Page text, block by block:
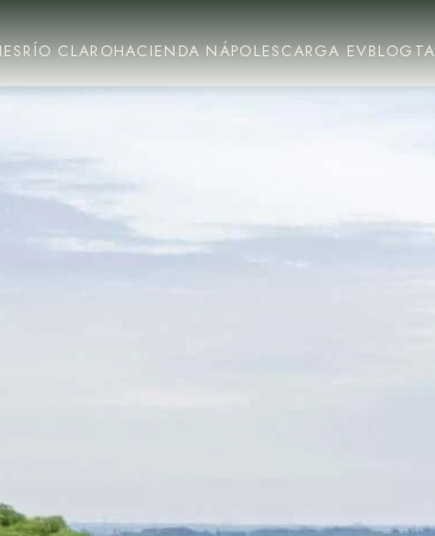
RÍO CLAROHACIENDA NÁPOLESCARGA EVBLOG